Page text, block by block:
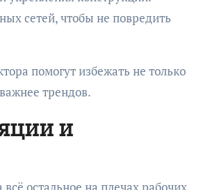
сетей, чтобы не повредить
помогут избежать не только
трендов.
и